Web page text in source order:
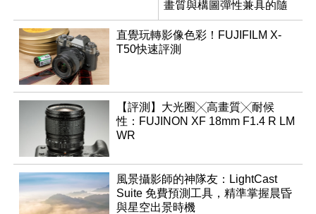
畫質與構圖彈性兼具的隨
身影像創作工具
直覺玩轉影像色彩！FUJIFILM X-
T50快速評測
【評測】大光圈╳高畫質╳耐候
性：FUJINON XF 18mm F1.4 R LM
WR
風景攝影師的神隊友：LightCast
Suite 免費預測工具，精準掌握晨昏
與星空出景時機